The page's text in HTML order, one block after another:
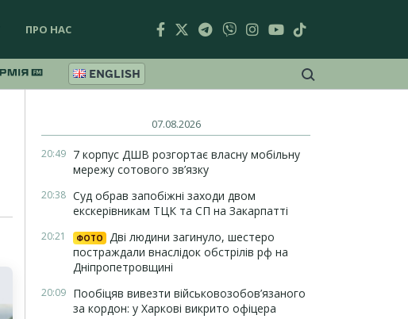
ПРО НАС
ENGLISH
07.08.2026
20:49 7 корпус ДШВ розгортає власну мобільну
мережу сотового зв’язку
20:38 Суд обрав запобіжні заходи двом
екскерівникам ТЦК та СП на Закарпатті
20:21 ФОТО
Дві людини загинуло, шестеро
постраждали внаслідок обстрілів рф на
Дніпропетровщині
20:09 Пообіцяв вивезти військовозобов’язаного
за кордон: у Харкові викрито офіцера